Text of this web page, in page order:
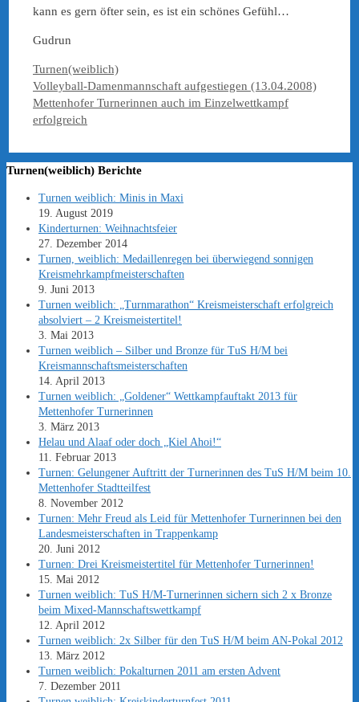
kann es gern öfter sein, es ist ein schönes Gefühl…
Gudrun
Kategorien
Turnen(weiblich)
Volleyball-Damenmannschaft aufgestiegen (13.04.2008)
Mettenhofer Turnerinnen auch im Einzelwettkampf
erfolgreich
Turnen(weiblich) Berichte
Turnen weiblich: Minis in Maxi
19. August 2019
Kinderturnen: Weihnachtsfeier
27. Dezember 2014
Turnen, weiblich: Medaillenregen bei überwiegend sonnigen
Kreismehrkampfmeisterschaften
9. Juni 2013
Turnen weiblich: „Turnmarathon“ Kreismeisterschaft erfolgreich
absolviert – 2 Kreismeistertitel!
3. Mai 2013
Turnen weiblich – Silber und Bronze für TuS H/M bei
Kreismannschaftsmeisterschaften
14. April 2013
Turnen weiblich: „Goldener“ Wettkampfauftakt 2013 für
Mettenhofer Turnerinnen
3. März 2013
Helau und Alaaf oder doch „Kiel Ahoi!“
11. Februar 2013
Turnen: Gelungener Auftritt der Turnerinnen des TuS H/M beim 10.
Mettenhofer Stadtteilfest
8. November 2012
Turnen: Mehr Freud als Leid für Mettenhofer Turnerinnen bei den
Landesmeisterschaften in Trappenkamp
20. Juni 2012
Turnen: Drei Kreismeistertitel für Mettenhofer Turnerinnen!
15. Mai 2012
Turnen weiblich: TuS H/M-Turnerinnen sichern sich 2 x Bronze
beim Mixed-Mannschaftswettkampf
12. April 2012
Turnen weiblich: 2x Silber für den TuS H/M beim AN-Pokal 2012
13. März 2012
Turnen weiblich: Pokalturnen 2011 am ersten Advent
7. Dezember 2011